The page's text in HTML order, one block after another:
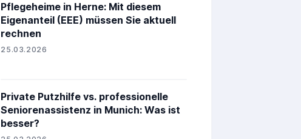
Pflegeheime in Herne: Mit diesem
Eigenanteil (EEE) müssen Sie aktuell
rechnen
25.03.2026
Private Putzhilfe vs. professionelle
Seniorenassistenz in Munich: Was ist
besser?